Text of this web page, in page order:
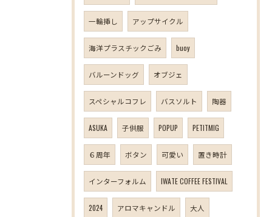
一輪挿し アップサイクル
海洋プラスチックごみ buoy
バルーンドッグ オブジェ
スペシャルコフレ バスソルト 陶器
ASUKA 子供服 POPUP PETITMIG
６周年 ボタン 可愛い 置き時計
インターフォルム IWATE COFFEE FESTIVAL
2024 アロマキャンドル 大人